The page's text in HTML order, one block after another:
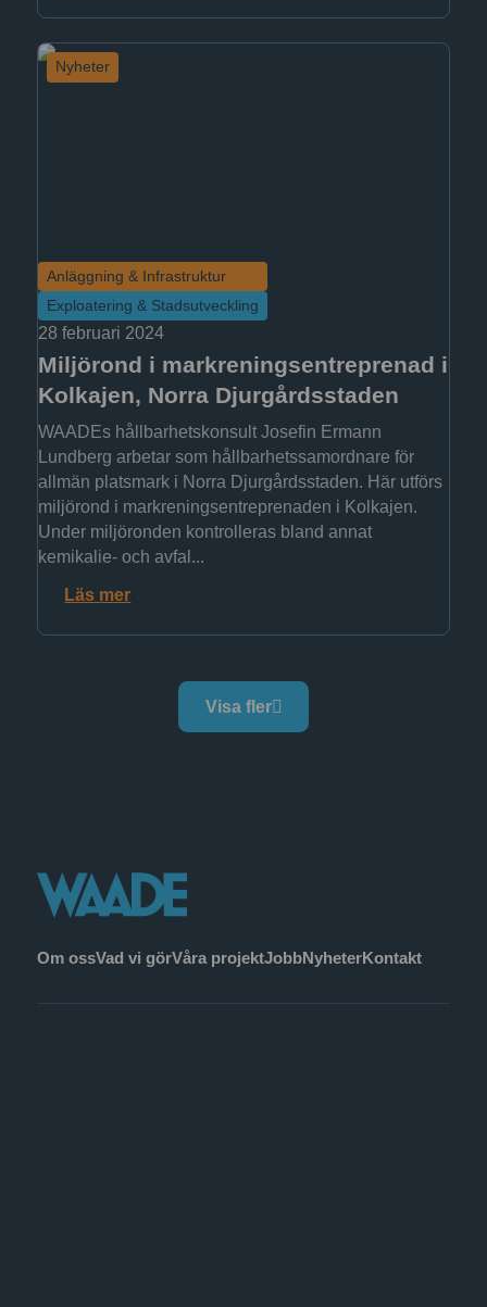
Nyheter
Anläggning & Infrastruktur
Exploatering & Stadsutveckling
28 februari 2024
Miljörond i markreningsentreprenad i
Kolkajen, Norra Djurgårdsstaden
WAADEs hållbarhetskonsult Josefin Ermann
Lundberg arbetar som hållbarhetssamordnare för
allmän platsmark i Norra Djurgårdsstaden. Här utförs
miljörond i markreningsentreprenaden i Kolkajen.
Under miljöronden kontrolleras bland annat
kemikalie- och avfal...
Läs mer
Visa fler
Om ossVad vi görVåra projektJobbNyheterKontakt